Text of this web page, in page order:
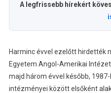
A legfrissebb hírekért
Harminc évvel ezelőtt hirdették
Egyetem Angol-Amerikai
majd három évvel később,
intézményei között elsőként